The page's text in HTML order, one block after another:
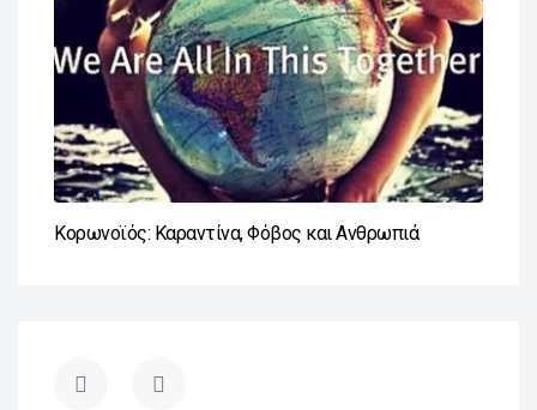
Κορωνοϊός: Καραντίνα, Φόβος και Ανθρωπιά